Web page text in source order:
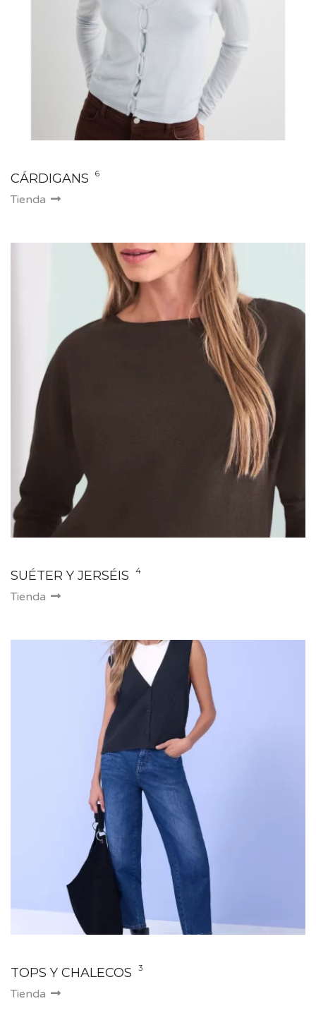
CÁRDIGANS 6
Tienda
SUÉTER Y JERSÉIS 4
Tienda
TOPS Y CHALECOS 3
Tienda